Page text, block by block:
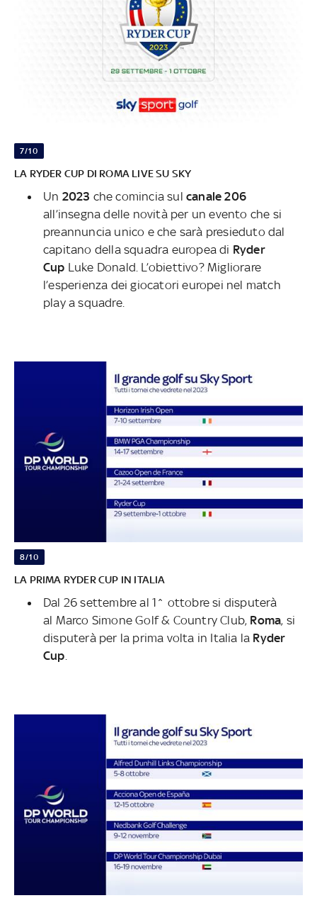
7/10
LA RYDER CUP DI ROMA LIVE SU SKY
Un 2023 che comincia sulcanale 206
all’insegna delle novità per un evento che si
preannuncia unico e che sarà presieduto dal
capitano della squadra europea di Ryder
Cup Luke Donald. L’obiettivo? Migliorare
l’esperienza dei giocatori europei nel match
play a squadre.
8/10
LA PRIMA RYDER CUP IN ITALIA
Dal 26 settembre al 1^ ottobre si disputerà
al Marco Simone Golf & Country Club, Roma, si
disputerà per la prima volta in Italia la Ryder
Cup.